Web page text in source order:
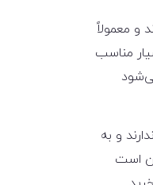
و معمولاً
مناسب
و به
است